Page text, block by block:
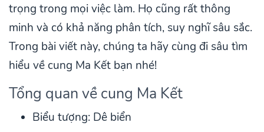
trọng trong mọi việc làm. Họ cũng rất thông
minh và có khả năng phân tích, suy nghĩ sâu sắc.
Trong bài viết này, chúng ta hãy cùng đi sâu tìm
hiểu về cung Ma Kết bạn nhé!
Tổng quan về cung Ma Kết
Biểu tượng: Dê biển